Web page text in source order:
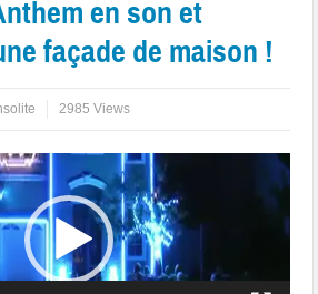
en son et
façade de maison !
2985 Views